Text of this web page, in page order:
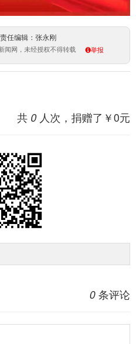
任编辑：张永刚
闻网，未经授权不得转载 举报
共 0 人次，捐赠了￥0元
0 条评论